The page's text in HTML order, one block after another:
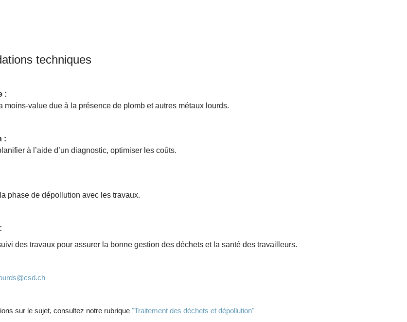
techniques
:
moins-value due à la présence de plomb et autres métaux lourds.
:
à l’aide d’un diagnostic, optimiser les coûts.
phase de dépollution avec les travaux.
des travaux pour assurer la bonne gestion des déchets et la santé des travailleurs.
sur le sujet, consultez notre rubrique "Traitement des déchets et dépollution"